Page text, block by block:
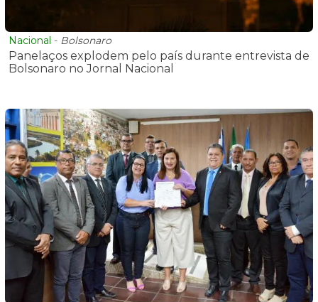
Nacional - Bolsonaro
Panelaços explodem pelo país durante entrevista de
Bolsonaro no Jornal Nacional